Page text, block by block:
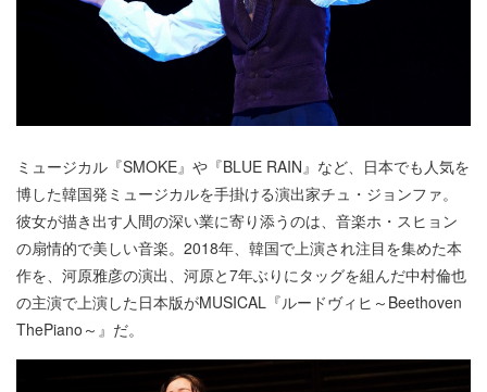
ミュージカル『SMOKE』や『BLUE RAIN』など、日本でも人気を
博した韓国発ミュージカルを手掛ける演出家チュ・ジョンファ。
彼女が描き出す人間の深い業に寄り添うのは、音楽ホ・スヒョン
の扇情的で美しい音楽。2018年、韓国で上演され注目を集めた本
作を、河原雅彦の演出、河原と7年ぶりにタッグを組んだ中村倫也
の主演で上演した日本版がMUSICAL『ルードヴィヒ～Beethoven
ThePiano～』だ。